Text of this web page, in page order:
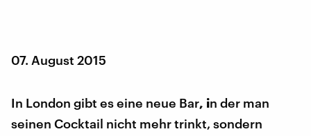
07. August 2015
In London gibt es eine neue Bar, in der man
seinen Cocktail nicht mehr trinkt, sondern